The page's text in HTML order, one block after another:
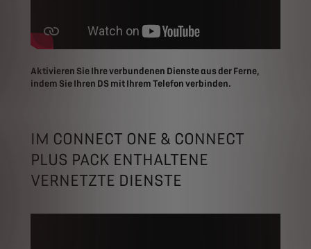
Aktivieren Sie Ihre verbundenen Dienste aus der Ferne,
indem Sie Ihren DS mit Ihrem Telefon verbinden.
IM CONNECT ONE & CONNECT
PLUS PACK ENTHALTENE
VERNETZTE DIENSTE